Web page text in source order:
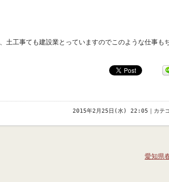
土工事ても建設業とっていますのでこのような仕事も
2015年2月25日(水) 22:05｜カテゴ
愛知県